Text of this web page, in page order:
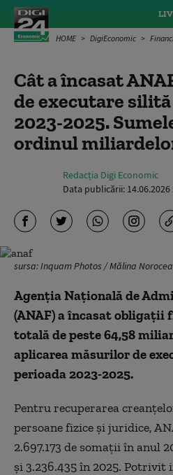
HOME DigiEconomic
Cât a încasat
de executare
2023-2025.
ordinul
Redacția Digi Economic
Data publicării: 14.06.2026
sursa: Inquam Photos / Mălina Norocea
Agenţia Naţională de
(ANAF) a încasat obligaţii
totală de peste 64,58
aplicarea măsurilor de
perioada 2023-2025.
Pentru recuperarea
persoane fizice şi juridice,
2.697.173 de somaţii în anul
şi 3.236.435 în 2025.